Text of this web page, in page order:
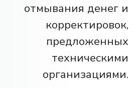
отмывания денег и
корректировок,
предложенных
техническими
организациями.